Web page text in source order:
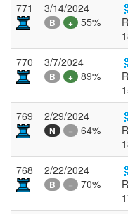
771 3/14/2024
B + 55%
770 3/7/2024
B + 89%
769 2/29/2024
N = 64%
768 2/22/2024
B = 70%